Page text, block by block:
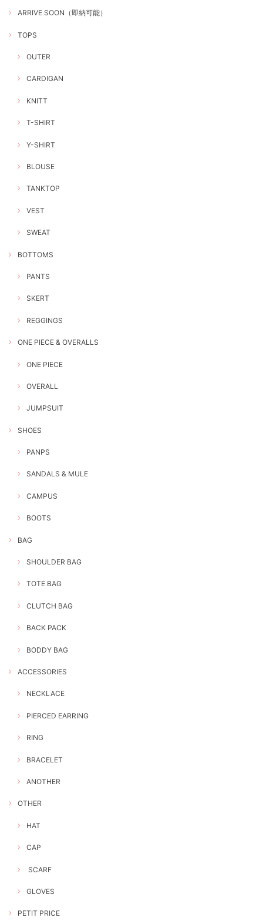
ARRIVE SOON（即納可能）
TOPS
OUTER
CARDIGAN
KNITT
T-SHIRT
Y-SHIRT
BLOUSE
TANKTOP
VEST
SWEAT
BOTTOMS
PANTS
SKERT
REGGINGS
ONE PIECE & OVERALLS
ONE PIECE
OVERALL
JUMPSUIT
SHOES
PANPS
SANDALS & MULE
CAMPUS
BOOTS
BAG
SHOULDER BAG
TOTE BAG
CLUTCH BAG
BACK PACK
BODDY BAG
ACCESSORIES
NECKLACE
PIERCED EARRING
RING
BRACELET
ANOTHER
OTHER
HAT
CAP
SCARF
GLOVES
PETIT PRICE